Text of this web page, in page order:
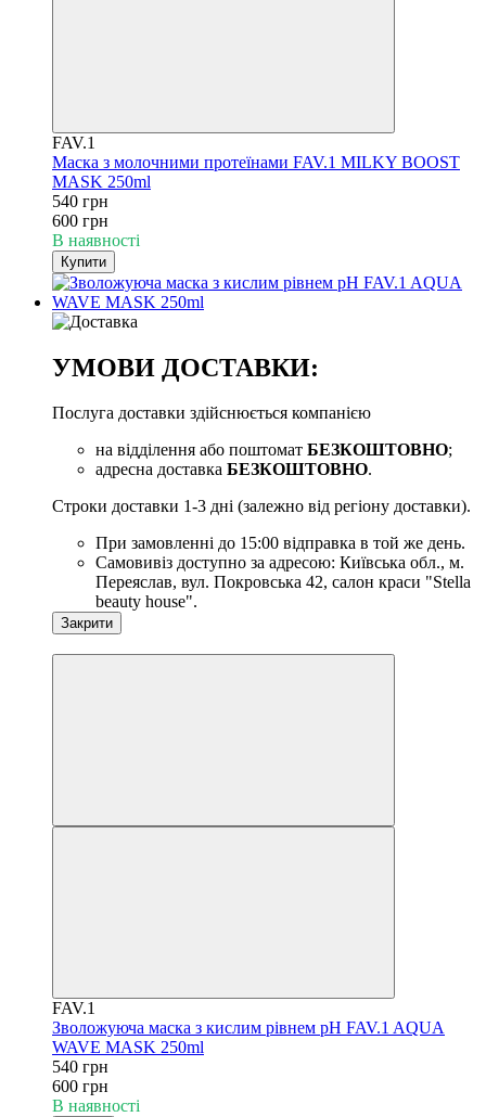
FAV.1
Маска з молочними протеїнами FAV.1 MILKY BOOST
MASK 250ml
540 грн
600 грн
В наявності
Купити
УМОВИ ДОСТАВКИ:
Послуга доставки здійснюється компанією
на відділення або поштомат БЕЗКОШТОВНО;
адресна доставка БЕЗКОШТОВНО.
Строки доставки 1-3 дні (залежно від регіону доставки).
При замовленні до 15:00 відправка в той же день.
Самовивіз доступно за адресою: Київська обл., м.
Переяслав, вул. Покровська 42, салон краси "Stella
beauty house".
Закрити
FAV.1
Зволожуюча маска з кислим рівнем pH FAV.1 AQUA
WAVE MASK 250ml
540 грн
600 грн
В наявності